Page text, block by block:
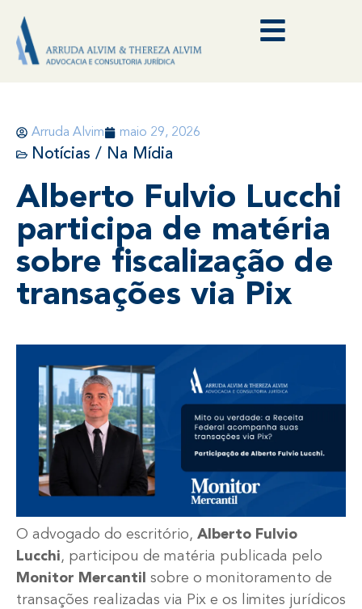
Arruda Alvim maio 29, 2026
Notícias / Na Mídia
Alberto Fulvio Lucchi
participa de matéria
sobre fiscalização de
transações via Pix
O advogado do escritório, Alberto Fulvio
Lucchi, participou de matéria publicada pelo
Monitor Mercantil
sobre o monitoramento de
transações realizadas via Pix e os limites jurídicos